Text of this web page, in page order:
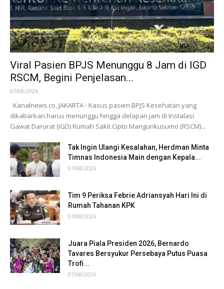
Viral Pasien BPJS Menunggu 8 Jam di IGD
RSCM, Begini Penjelasan...
07/08/2026
Kanalnews.co, JAKARTA - Kasus pasien BPJS Kesehatan yang
dikabarkan harus menunggu hingga delapan jam di Instalasi
Gawat Darurat (IGD) Rumah Sakit Cipto Mangunkusumo (RSCM)...
Tak Ingin Ulangi Kesalahan, Herdman Minta
Timnas Indonesia Main dengan Kepala...
07/08/2026
Tim 9 Periksa Febrie Adriansyah Hari Ini di
Rumah Tahanan KPK
07/08/2026
Juara Piala Presiden 2026, Bernardo
Tavares Bersyukur Persebaya Putus Puasa
Trofi...
07/08/2026